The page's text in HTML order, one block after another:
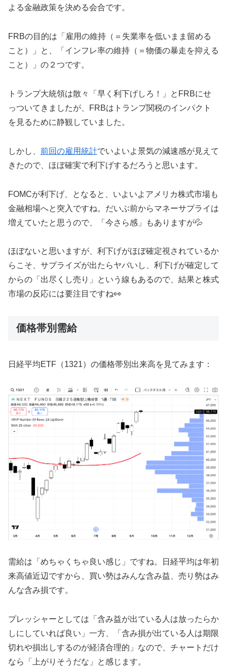
よる金融政策を決める会合です。
FRBの目的は「雇用の維持（＝失業率を低いまま留める
こと）」と、「インフレ率の維持（＝物価の暴走を抑える
こと）」の２つです。
トランプ大統領は散々「早く利下げしろ！」とFRBにせ
っついてきましたが、FRBはトランプ関税のインパクト
を見るために静観していました。
しかし、 前回の雇用統計でいよいよ景気の減速感が見えて
きたので、ほぼ確実で利下げするだろうと思います。
FOMCが利下げ、となると、いよいよアメリカ株式市場も
金融相場へと突入ですね。だいぶ前からマネーサプライは
増えていたと思うので、「今さら感」もありますが💦
ほぼないと思いますが、利下げがほぼ確定視されているか
らこそ、サプライズが出たらヤバいし、利下げが確定して
からの「出尽くし売り」という線もあるので、結果と株式
市場の反応には要注目ですね👀
価格帯別需給
日経平均ETF（1321）の価格帯別出来高を見てみます：
需給は「めちゃくちゃ良い感じ」ですね。日経平均は年初
来高値近辺ですから、買い勢はみんな含み益、売り勢はみ
んな含み損です。
プレッシャーとしては「含み益が出ている人は放ったらか
しにしていれば良い」一方、「含み損が出ている人は期限
切れや損出しするのが経済合理的」なので、チャートだけ
なら「上がりそうだな」と感じます。